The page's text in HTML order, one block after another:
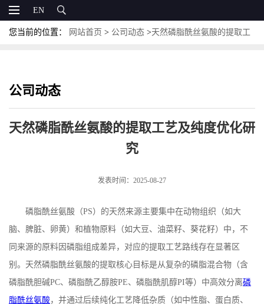
EN
您当前的位置： 网站首页 > 公司动态 >天然磷脂酰丝氨酸的提取工
公司动态
天然磷脂酰丝氨酸的提取工艺及纯度优化研
究
发表时间：2025-08-27
磷脂酰丝氨酸（PS）的天然来源主要集中在动物组织（如大
脑、脾脏、卵黄）和植物原料（如大豆、油菜籽、葵花籽）中，不
同来源的原料因磷脂组成差异，对应的提取工艺路线存在显著区
别。天然磷脂酰丝氨酸的提取核心目标是从复杂的磷脂混合物（含
磷脂酰胆碱PC、磷脂酰乙醇胺PE、磷脂酰肌醇PI等）中高效分离磷
脂酰丝氨酸，并通过后续纯化工艺降低杂质（如中性脂、蛋白质、